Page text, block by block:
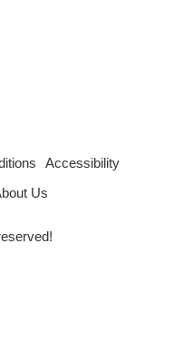
Accessibility
Us